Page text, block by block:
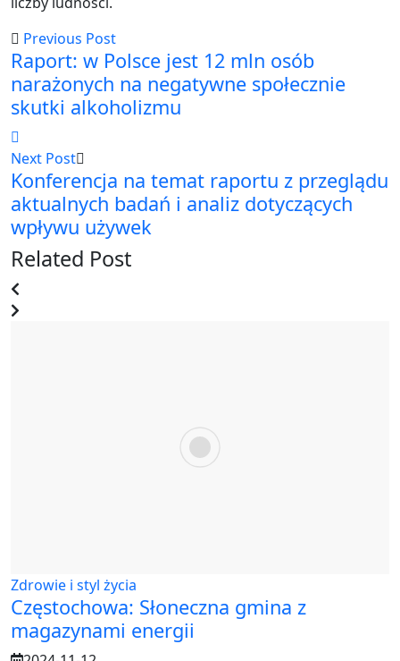
Previous Post
Raport: w Polsce jest 12 mln osób
narażonych na negatywne społecznie
skutki alkoholizmu
Next Post
Konferencja na temat raportu z przeglądu
aktualnych badań i analiz dotyczących
wpływu używek
Related Post
Zdrowie i styl życia
Częstochowa: Słoneczna gmina z
magazynami energii